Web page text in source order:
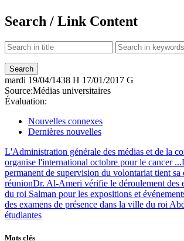
Search / Link Content
mardi 19/04/1438 H 17/01/2017 G
Source:Médias universitaires
Évaluation:
Nouvelles connexes
Dernières nouvelles
L'Administration générale des médias et de la
organise l'international octobre pour le cancer ...
permanent de supervision du volontariat tient sa
réunionDr. Al-Ameri vérifie le déroulement des
du roi Salman pour les expositions et
des examens de présence dans la ville du roi
étudiantes
Mots clés